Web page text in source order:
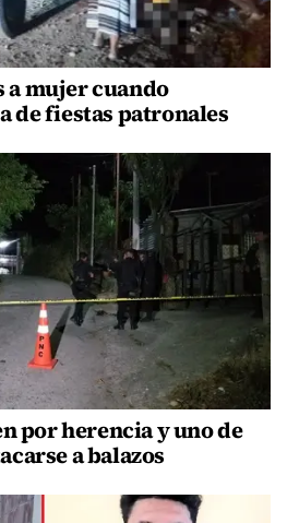
a mujer cuando
de fiestas patronales
por herencia y uno de
a balazos